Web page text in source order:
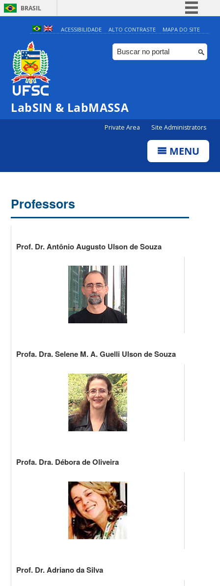
BRASIL
Simplifique!
Comunica BR
Participe
ACESSIBILIDADE ALTO CONTRASTE MAPA DO SITE
LabSIN & LabMASSA
Private Area Site Administrators
MENU
Professors
Prof. Dr. Antônio Augusto Ulson de Souza
Profa. Dra. Selene M. A. Guelli Ulson de Souza
Profa. Dra. Débora de Oliveira
Prof. Dr. Adriano da Silva